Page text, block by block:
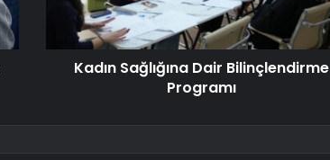
Kadın Sağlığına Dair Bilinçlendirme
Programı